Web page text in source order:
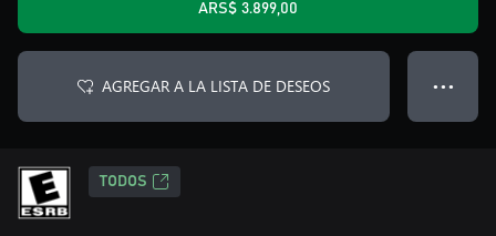
ARS$ 3.899,00
AGREGAR A LA LISTA DE DESEOS ● ● ●
TODOS